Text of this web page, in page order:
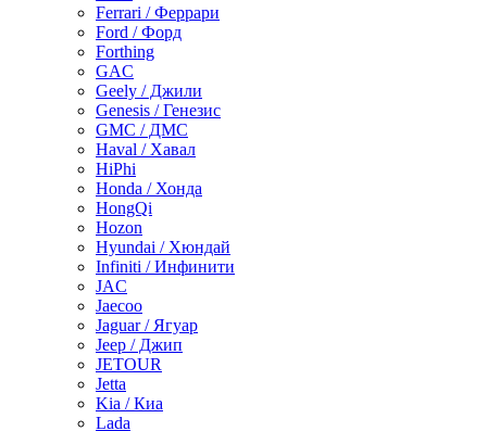
Ferrari / Феррари
Ford / Форд
Forthing
GAC
Geely / Джили
Genesis / Генезис
GMC / ДМС
Haval / Хавал
HiPhi
Honda / Хонда
HongQi
Hozon
Hyundai / Хюндай
Infiniti / Инфинити
JAC
Jaecoo
Jaguar / Ягуар
Jeep / Джип
JETOUR
Jetta
Kia / Киа
Lada